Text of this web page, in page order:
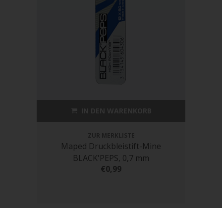
Maped Druckbleistift-Mine
BLACK'PEPS, 0,7 mm
€0,99